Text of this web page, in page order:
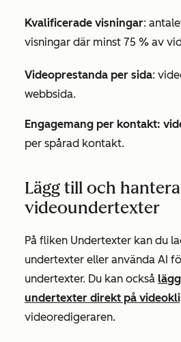
Kvalificerade visningar:
visningar där minst 75 % av
Videoprestanda per sida:
webbsida.
Engagemang per kontakt:
per spårad kontakt.
Lägg till och
videoundertexter
På fliken Undertexter kan du
undertexter eller använda AI
undertexter. Du kan också
undertexter direkt på
videoredigeraren.